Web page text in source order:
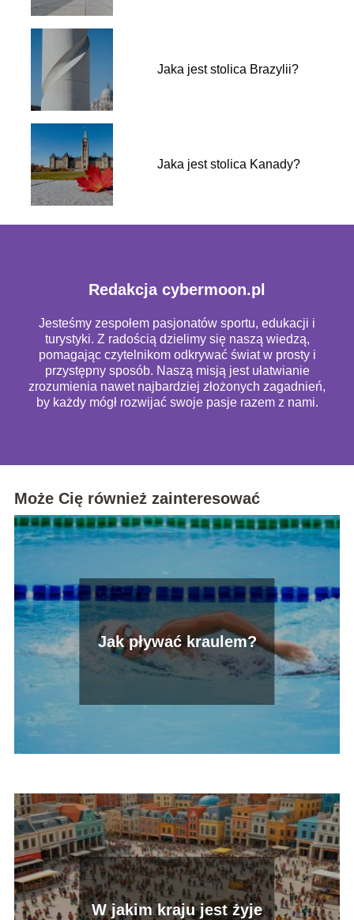
Jaka jest stolica Brazylii?
Jaka jest stolica Kanady?
Redakcja cybermoon.pl
Jesteśmy zespołem pasjonatów sportu, edukacji i
turystyki. Z radością dzielimy się naszą wiedzą,
pomagając czytelnikom odkrywać świat w prosty i
przystępny sposób. Naszą misją jest ułatwianie
zrozumienia nawet najbardziej złożonych zagadnień,
by każdy mógł rozwijać swoje pasje razem z nami.
Może Cię również zainteresować
Jak pływać kraulem?
W jakim kraju jest żyje